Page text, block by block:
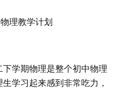
学期物理是整个初中物理
学习起来感到非常吃力，